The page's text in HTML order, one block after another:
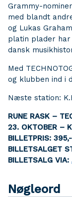
Grammy-
med blandt
og Lukas
platin plader har
dansk
Med
og klubben ind i
Næste station:
RUNE RASK –
23. OKTOBER –
BILLETPRIS:
BILLETSALGET
BILLETSALG VIA:
Nøgleord